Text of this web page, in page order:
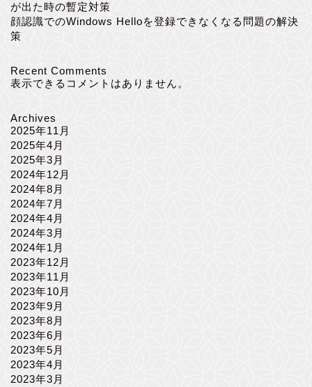
が出た時の暫定対策
顔認識でのWindows Helloを登録できなくなる問題の解決
策
Recent Comments
表示できるコメントはありません。
Archives
2025年11月
2025年4月
2025年3月
2024年12月
2024年8月
2024年7月
2024年4月
2024年3月
2024年1月
2023年12月
2023年11月
2023年10月
2023年9月
2023年8月
2023年6月
2023年5月
2023年4月
2023年3月